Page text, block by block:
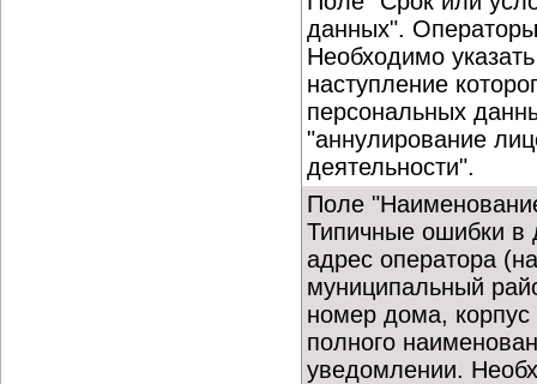
данных".
Необходимо
наступление
персональных
"аннулирование
деятельности".
Поле
Типичные ошибки в
адрес оператора
муниципальный
номер дома,
полного
уведомлении.